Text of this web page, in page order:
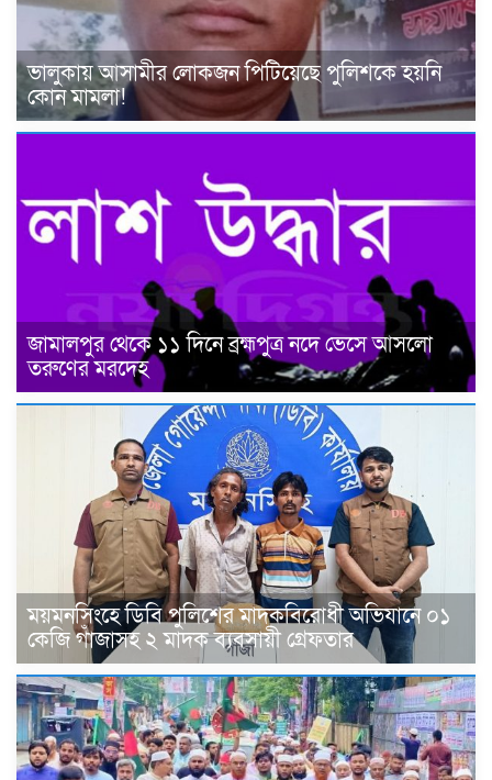
ভালুকায় আসামীর লোকজন পিটিয়েছে পুলিশকে হয়নি
কোন মামলা!
জামালপুর থেকে ১১ দিনে ব্রহ্মপুত্র নদে ভেসে আসলো
তরুণের মরদেহ
ময়মনসিংহে ডিবি পুলিশের মাদকবিরোধী অভিযানে ০১
কেজি গাঁজাসহ ২ মাদক ব্যবসায়ী গ্রেফতার